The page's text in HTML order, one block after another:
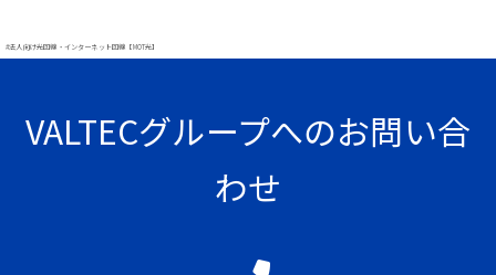
#法人向け光回線・インターネット回線【MOT光】
VALTECグループへのお問い合
わせ